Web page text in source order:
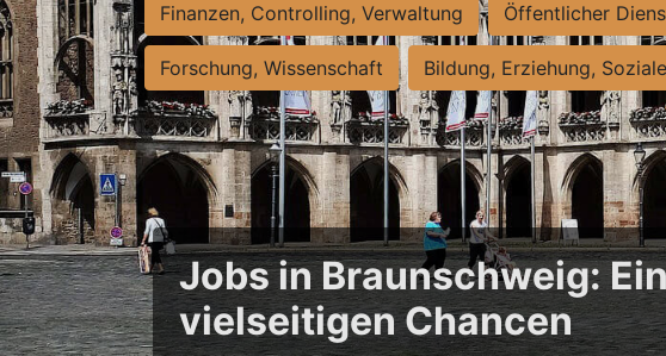
Finanzen, Controlling, Verwaltung Öffentlicher
Forschung, Wissenschaft Bildung, Erziehung,
Jobs in Braunschweig:
vielseitigen Chancen